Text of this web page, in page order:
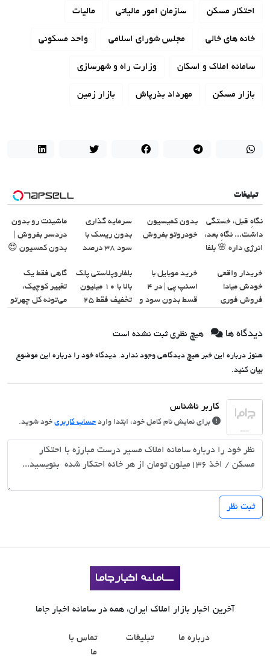
احتکار مسکن سازمان امور مالیاتی مالیات
خانه های خالی مجلس شورای اسلامی واحد مسکونی
سامانه املاک و اسکان وزارت راه و شهرسازی
بازار مسکن مهرداد بذرپاش بازار زمین
تبلیغات
نگاهِ قبل، خستگی
داشت... نگاهِ بعد،
انرژی داره 🌸 بلفا
بدون کمیسیون
خودروتو بفروش
سرمایه گذاری
بدون ریسک با
سود 38 درصد
ماشینت رو بدون
دردسر بفروش |
بدون کمسیون 😍
خریدار واقعی
خودش میاد!
فروش فوری
مکانیک
خرید موبایل با
اسنپ پی | در ۴
قسط بدون سود و
بلفاروپلاستی پلک
بالا با ۱۰ میلیون
تخفیف فقط ۲۵
گاهی فقط یک
تغییر کوچیک،
می‌تونه کل چهرتو
دیدگاه ها هیچ نظری ثبت نشده است
هنوز درباره این خبر هیچ دیدگاهی وجود ندارد. دیدگاه خود را درباره این موضوع
بیان کنید.
برای نمایش نام کامل خود، ابتدا وارد حساب کاربری خود شوید.
آخرین اخبار بازار املاک ایران، همه در سامانه اخبار جاما
درباره ما تبلیغات
تماس با
ما